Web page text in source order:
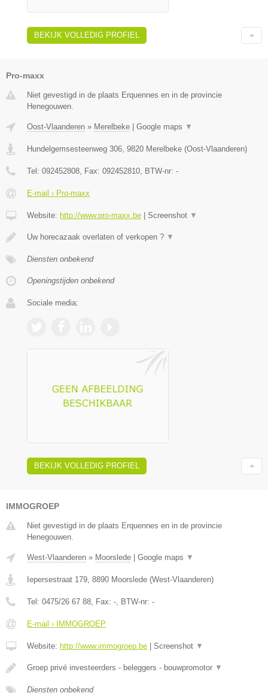
BEKIJK VOLLEDIG PROFIEL
Pro-maxx
Niet gevestigd in de plaats Erquennes en in de provincie
Henegouwen.
Oost-Vlaanderen » Merelbeke | Google maps ▼
Hundelgemsesteenweg 306 9820 Merelbeke (Oost-Vlaanderen)
Tel: 092452808 , Fax: 092452810 , BTW-nr: -
E-mail › Pro-maxx
Website: http://www.pro-maxx.be | Screenshot ▼
Uw horecazaak overlaten of verkopen ? ▼
Diensten onbekend
Openingstijden onbekend
Sociale media:
BEKIJK VOLLEDIG PROFIEL
IMMOGROEP
Niet gevestigd in de plaats Erquennes en in de provincie
Henegouwen.
West-Vlaanderen » Moorslede Google maps ▼
Iepersestraat 179, 8890 Moorslede (West-Vlaanderen)
Tel: 0475/26 67 88, Fax: -, BTW-nr: -
E-mail › IMMOGROEP
Website: http://www.immogroep.be Screenshot ▼
Groep privé investeerders - beleggers - bouwpromotor ▼
Diensten onbekend